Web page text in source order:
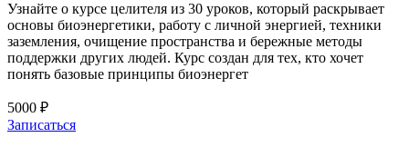
Узнайте о курсе целителя из 30 уроков, который раскрывает
основы биоэнергетики, работу с личной энергией, техники
заземления, очищение пространства и бережные методы
поддержки других людей. Курс создан для тех, кто хочет
понять базовые принципы биоэнергет
5000 ₽
Записаться